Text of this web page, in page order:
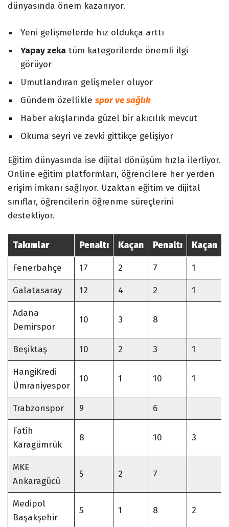
dünyasında önem kazanıyor.
Yeni gelişmelerde hız oldukça arttı
Yapay zeka tüm kategorilerde önemli ilgi
görüyor
Umutlandıran gelişmeler oluyor
Gündem özellikle spor ve sağlık
Haber akışlarında güzel bir akıcılık mevcut
Okuma seyri ve zevki gittikçe gelişiyor
Eğitim dünyasında ise dijital dönüşüm hızla ilerliyor.
Online eğitim platformları, öğrencilere her yerden
erişim imkanı sağlıyor. Uzaktan eğitim ve dijital
sınıflar, öğrencilerin öğrenme süreçlerini
destekliyor.
Takımlar Penaltı Kaçan Penaltı Kaçan
Fenerbahçe 17 2 7 1
Galatasaray 12 4 2 1
Adana
Demirspor
10 3 8
Beşiktaş 10 2 3 1
HangiKredi
Ümraniyespor
10 1 10 1
Trabzonspor 9 6
Fatih
Karagümrük
8 10 3
MKE
Ankaragücü
5 2 7
Medipol
Başakşehir
5 1 8 2